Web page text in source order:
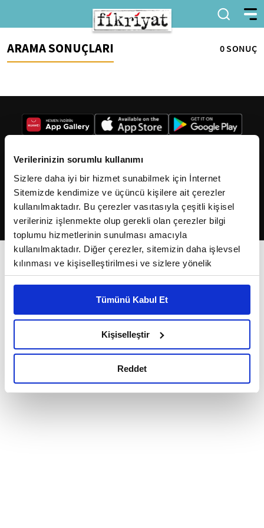
Verilerinizin sorumlu kullanımı
Sizlere daha iyi bir hizmet sunabilmek için İnternet
Sitemizde kendimize ve üçüncü kişilere ait çerezler
kullanılmaktadır. Bu çerezler vasıtasıyla çeşitli kişisel
verileriniz işlenmekte olup gerekli olan çerezler bilgi
toplumu hizmetlerinin sunulması amacıyla
kullanılmaktadır. Diğer çerezler, sitemizin daha işlevsel
kılınması ve kişiselleştirilmesi ve sizlere yönelik
reklam/pazarlama faaliyetlerinin yapılması, amaçlarıyla
Çerezlere ilişkin tercihlerinizi çerez paneli vasıtasıyla
belirleyebilirsiniz. Çerezlere ilişkin detaylı bilgi için
Ayarlar butonuna tıklayabilir,Çerez Bilgilendirme
Metnimizi ziyaret edebilirsiniz.
okumak ve sitemizi ziyaretiniz kapsamında
Tümünü Kabul Et
Kişiselleştir
Reddet
ARAMA SONUÇLARI 0 SONUÇ
2026Fikriyat. Tüm hakları saklıdır.